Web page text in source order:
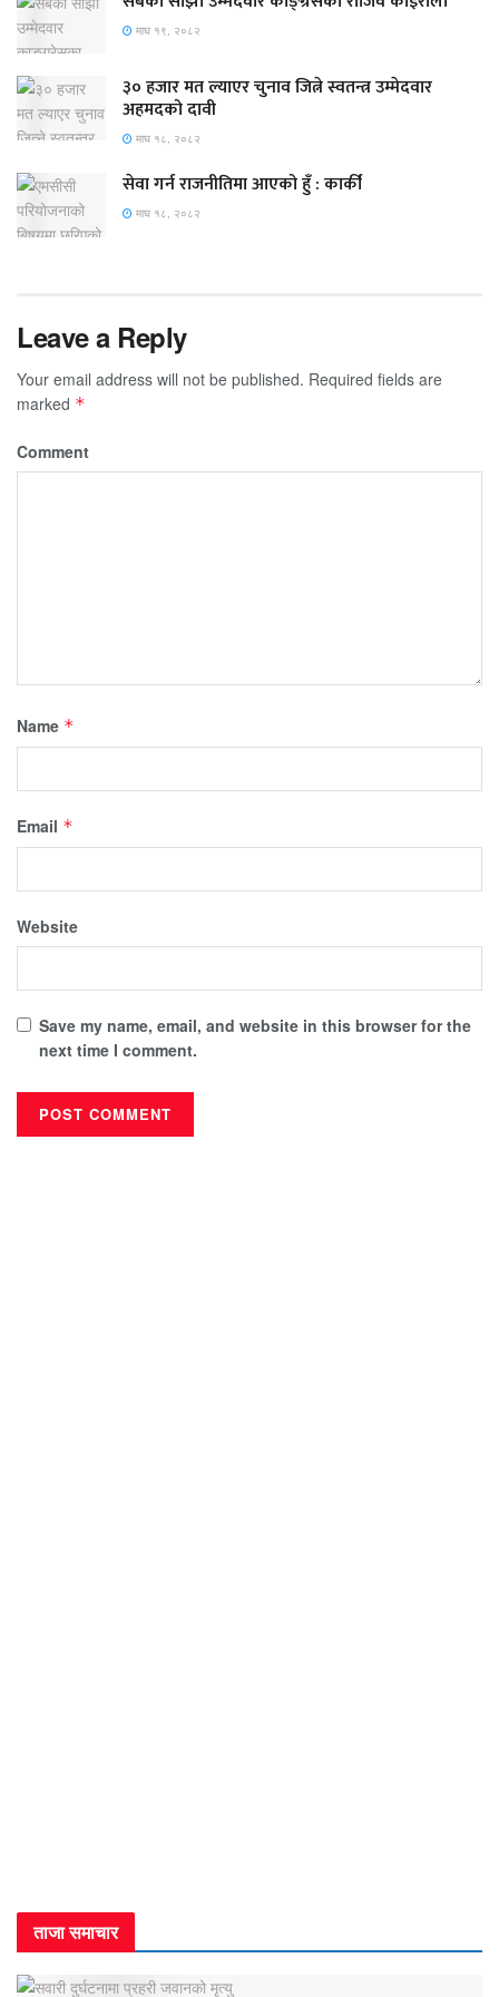
माघ १९, २०८२
३० हजार मत ल्याएर चुनाव जित्ने स्वतन्त्र उम्मेदवार
अहमदको दावी
माघ १८, २०८२
सेवा गर्न राजनीतिमा आएको हुँ : कार्की
माघ १८, २०८२
Leave a Reply
Your email address will not be published. Required fields are
marked *
Comment
Name *
Email *
Website
Save my name, email, and website in this browser for the
next time I comment.
ताजा समाचार